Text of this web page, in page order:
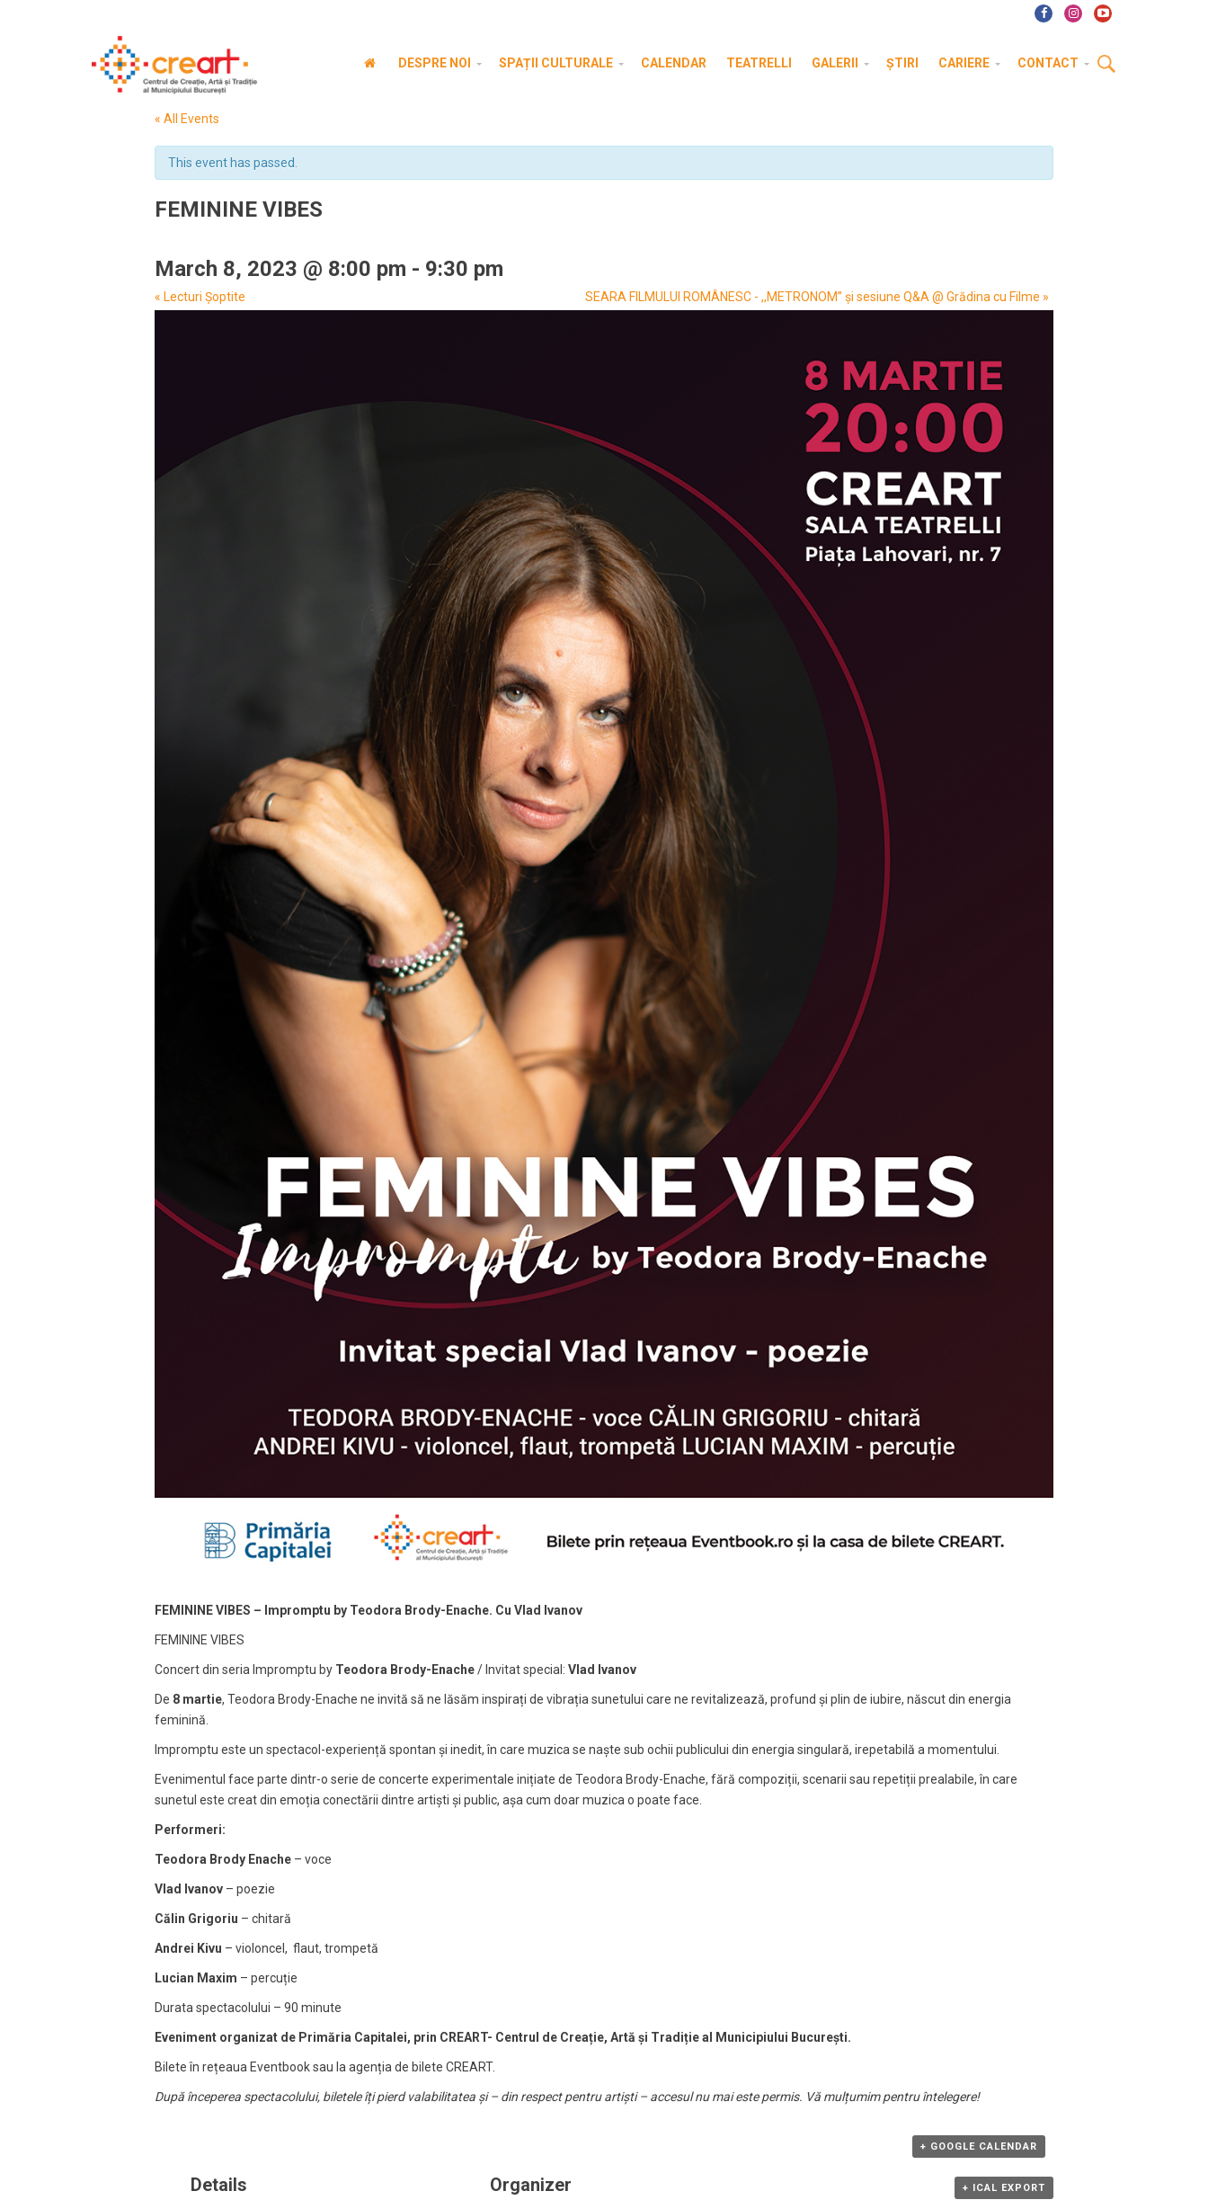
DESPRE NOI SPAȚII CULTURALE CALENDAR TEATRELLI GALERII ȘTIRI CARIERE CONTACT
« All Events
This event has passed.
FEMININE VIBES
March 8, 2023 @ 8:00 pm - 9:30 pm
Event
« Lecturi Șoptite SEARA FILMULUI ROMÂNESC - ,,METRONOM” și sesiune Q&A @ Grădina cu Filme »
FEMININE VIBES – Impromptu by Teodora Brody-Enache. Cu Vlad Ivanov
FEMININE VIBES
Concert din seria Impromptu by Teodora Brody-Enache/ Invitat special: Vlad Ivanov
De 8 martie, Teodora Brody-Enache ne invită să ne lăsăm inspirați de vibrația sunetului care ne revitalizează, profund și plin de iubire, născut din energia
feminină.
Impromptu este un spectacol-experiență spontan și inedit, în care muzica se naște sub ochii publicului din energia singulară, irepetabilă a momentului.
Evenimentul face parte dintr-o serie de concerte experimentale inițiate de Teodora Brody-Enache, fără compoziții, scenarii sau repetiții prealabile, în care
sunetul este creat din emoția conectării dintre artiști și public, așa cum doar muzica o poate face.
Performeri:
Teodora Brody Enache – voce
Vlad Ivanov – poezie
Călin Grigoriu – chitară
Andrei Kivu – violoncel, flaut, trompetă
Lucian Maxim – percuție
Durata spectacolului – 90 minute
Eveniment organizat de Primăria Capitalei, prin CREART- Centrul de Creație, Artă și Tradiție al Municipiului București.
Bilete în rețeaua Eventbook sau la agenția de bilete CREART.
După începerea spectacolului, biletele îți pierd valabilitatea și – din respect pentru artiști – accesul nu mai este permis. Vă mulțumim pentru întelegere!
+ GOOGLE CALENDAR
+ ICAL EXPORT
Details Organizer